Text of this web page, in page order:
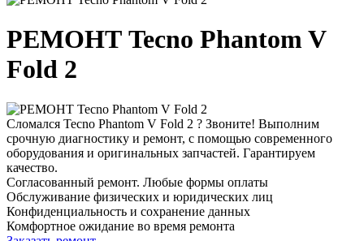
РЕМОНТ Tecno Phantom V
Fold 2
Сломался Tecno Phantom V Fold 2 ? Звоните! Выполним
срочную диагностику и ремонт, с помощью современного
оборудования и оригинальных запчастей. Гарантируем
качество.
Согласованный ремонт. Любые формы оплаты
Обслуживание физических и юридических лиц
Конфиденциальность и сохранение данных
Комфортное ожидание во время ремонта